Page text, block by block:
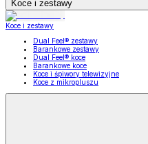
Koce i zestawy
Koce i zestawy
Dual Feel® zestawy
Barankowe zestawy
Dual Feel® koce
Barankowe koce
Koce i śpiwory telewizyjne
Koce z mikropluszu